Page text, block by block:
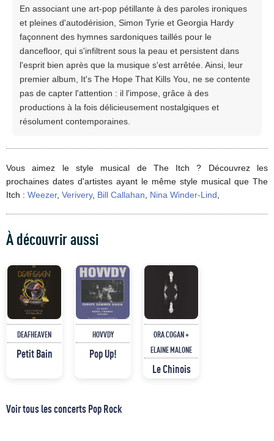
En associant une art-pop pétillante à des paroles ironiques
et pleines d'autodérision, Simon Tyrie et Georgia Hardy
façonnent des hymnes sardoniques taillés pour le
dancefloor, qui s'infiltrent sous la peau et persistent dans
l'esprit bien après que la musique s'est arrêtée. Ainsi, leur
premier album, It's The Hope That Kills You, ne se contente
pas de capter l'attention : il l'impose, grâce à des
productions à la fois délicieusement nostalgiques et
résolument contemporaines.
Vous aimez le style musical de The Itch ? Découvrez les
prochaines dates d'artistes ayant le même style musical que The
Itch : Weezer, Verivery, Bill Callahan Nina Winder-Lind
À découvrir aussi
DEAFHEAVEN
Petit Bain
HOVVDY
Pop Up!
ORA COGAN +
ELAINE MALONE
Le Chinois
Voir tous les concerts Pop Rock